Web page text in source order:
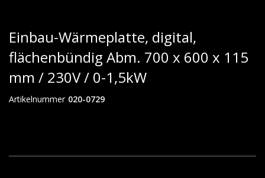
Einbau-Wärmeplatte, digital,
flächenbündig Abm. 700 x 600 x 115
mm / 230V / 0-1,5kW
Artikelnummer 020-0729